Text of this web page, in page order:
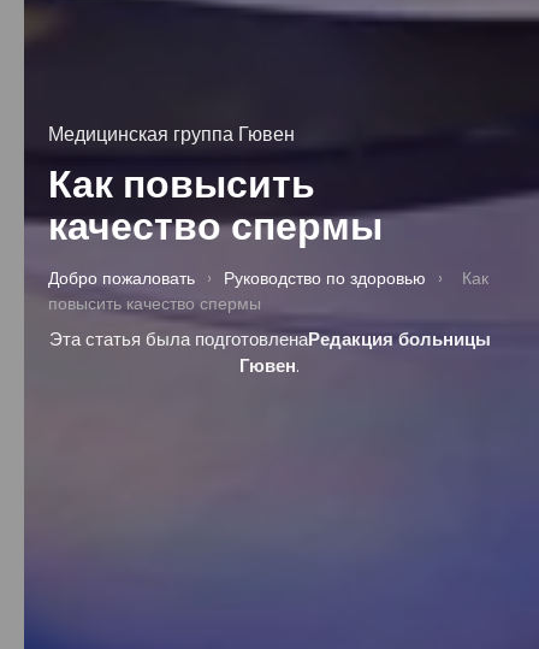
Медицинская группа Гювен
Как повысить
качество спермы
Добро пожаловать › Руководство по здоровью ›
Как
повысить качество спермы
Эта статья была подготовленаРедакция больницы
Гювен.